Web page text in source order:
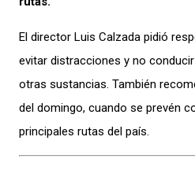
El director Luis Calzada pidió
evitar distracciones y no
otras sustancias. También
del domingo, cuando se prevén
principales rutas del país.